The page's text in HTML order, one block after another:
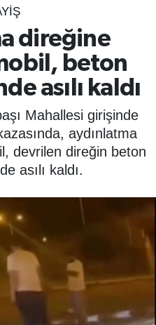
direğine
beton
asılı kaldı
Mahallesi girişinde
aydınlatma
devrilen direğin beton
asılı kaldı.